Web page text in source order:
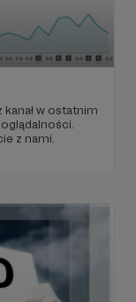
w ostatnim
z nami.